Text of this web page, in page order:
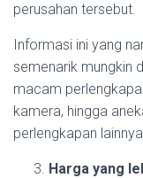
perusahan tersebut.
Informasi ini yang
semenarik mungkin
macam
kamera, hingga
perlengkapan
Harga yang